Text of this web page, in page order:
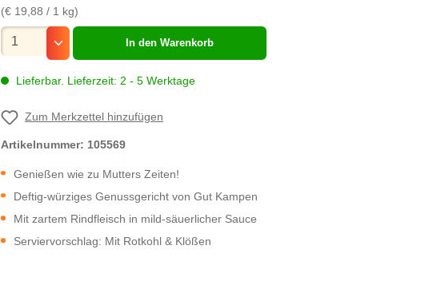
(€ 19,88 / 1 kg)
Lieferbar. Lieferzeit: 2 - 5 Werktage
Mengenauswahl
In den Warenkorb
Zum Merkzettel hinzufügen
Artikelnummer: 105569
Genießen wie zu Mutters Zeiten!
Deftig-würziges Genussgericht von Gut Kampen
Mit zartem Rindfleisch in mild-säuerlicher Sauce
Serviervorschlag: Mit Rotkohl & Klößen